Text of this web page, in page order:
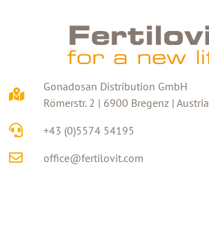
Gonadosan Distribution GmbH
Römerstr. 2 | 6900 Bregenz | Austria
+43 (0)5574 54195
office@fertilovit.com